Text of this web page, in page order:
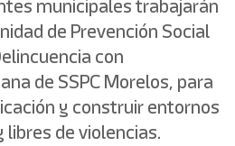
municipales trabajarán
de Prevención Social
con
de SSPC Morelos, para
y construir entornos
de violencias.